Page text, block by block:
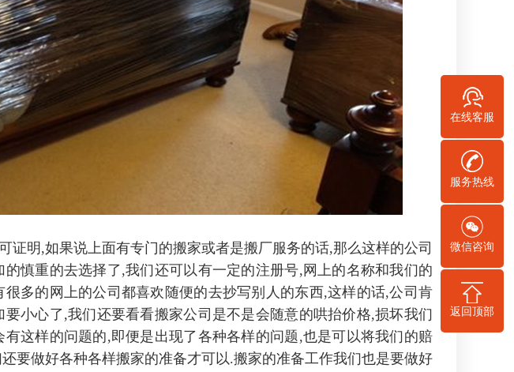
明,如果说上面有专门的搬家或者是搬厂服务的话,那么这样的公司
慎重的去选择了,我们还可以有一定的注册号,网上的名称和我们的
多的网上的公司都喜欢随便的去抄写别人的东西,这样的话,公司肯
小心了,我们还要看看搬家公司是不是会随意的哄抬价格,损坏我们
有这样的问题的,即便是出现了各种各样的问题,也是可以将我们的赔
要做好各种各样搬家的准备才可以.搬家的准备工作我们也是要做好
在线客服
服务热线
微信咨询
返回顶部